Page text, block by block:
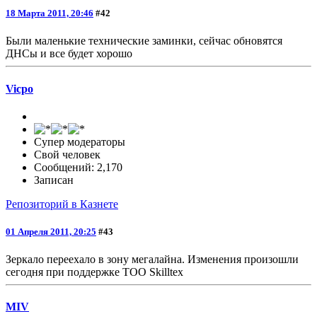
18 Марта 2011, 20:46 #42
Были маленькие технические заминки, сейчас обновятся
ДНСы и все будет хорошо
Vicpo
Супер модераторы
Свой человек
Сообщений: 2,170
Записан
Репозиторий в Казнете
01 Апреля 2011, 20:25 #43
Зеркало переехало в зону мегалайна. Изменения произошли
сегодня при поддержке ТОО Skilltex
MIV